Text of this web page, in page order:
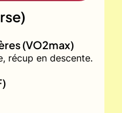
(VO2max)
récup en descente.